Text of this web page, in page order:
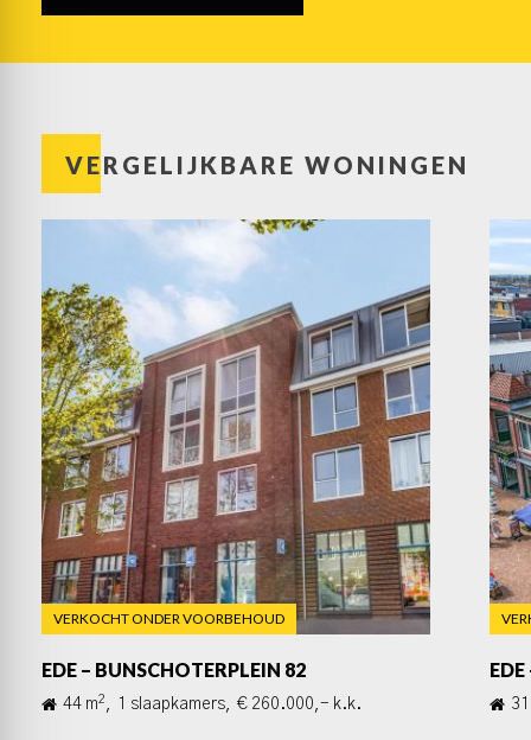
VERGELIJKBARE WONINGEN
VERKOCHT ONDER VOORBEHOUD
EDE – BUNSCHOTERPLEIN 82
44 m2 , 1 slaapkamers, € 260.000,- k.k.